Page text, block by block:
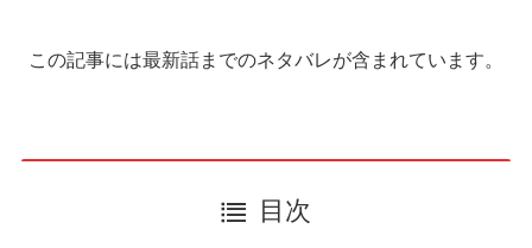
この記事には最新話までのネタバレが含まれています。
目次